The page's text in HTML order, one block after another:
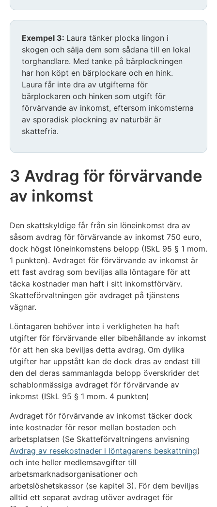
Exempel 3: Laura tänker plocka lingon i
skogen och sälja dem som sådana till en lokal
torghandlare. Med tanke på bärplockningen
har hon köpt en bärplockare och en hink.
Laura får inte dra av utgifterna för
bärplockaren och hinken som utgift för
förvärvande av inkomst, eftersom inkomsterna
av sporadisk plockning av naturbär är
skattefria.
3 Avdrag för förvärvande
av inkomst
Den skattskyldige får från sin löneinkomst dra av
såsom avdrag för förvärvande av inkomst 750 euro,
dock högst löneinkomstens belopp (ISkL 95 § 1 mom.
1 punkten). Avdraget för förvärvande av inkomst är
ett fast avdrag som beviljas alla löntagare för att
täcka kostnader man haft i sitt inkomstförvärv.
Skatteförvaltningen gör avdraget på tjänstens
vägnar.
Löntagaren behöver inte i verkligheten ha haft
utgifter för förvärvande eller bibehållande av inkomst
för att hen ska beviljas detta avdrag. Om dylika
utgifter har uppstått kan de dock dras av endast till
den del deras sammanlagda belopp överskrider det
schablonmässiga avdraget för förvärvande av
inkomst (ISkL 95 § 1 mom. 4 punkten)
Avdraget för förvärvande av inkomst täcker dock
inte kostnader för resor mellan bostaden och
arbetsplatsen (Se Skatteförvaltningens anvisning
Avdrag av resekostnader i löntagarens beskattning)
och inte heller medlemsavgifter till
arbetsmarknadsorganisationer och
arbetslöshetskassor (se kapitel 3). För dem beviljas
alltid ett separat avdrag utöver avdraget för